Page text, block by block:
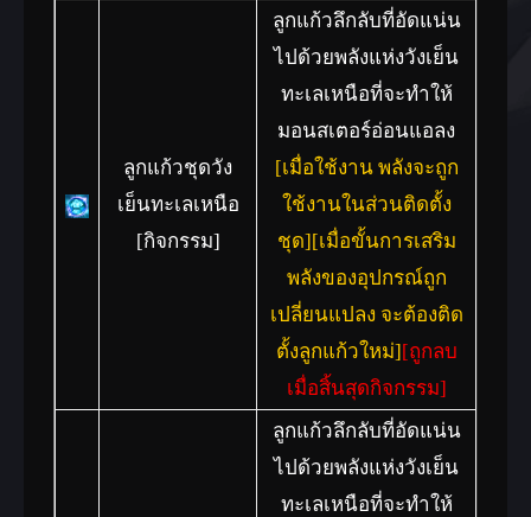
ลูกแก้วชุดวัง
เย็นทะเลเหนือ
[กิจกรรม]
ลูกแก้วลึกลับที่อัดแน่น
ไปด้วยพลังแห่งวังเย็น
ทะเลเหนือที่จะทำให้
มอนสเตอร์อ่อนแอลง
[เมื่อใช้งาน พลังจะถูก
ใช้งานในส่วนติดตั้ง
ชุด][เมื่อขั้นการเสริม
พลังของอุปกรณ์ถูก
เปลี่ยนแปลง จะต้องติด
ตั้งลูกแก้วใหม่][ถูกลบ
เมื่อสิ้นสุดกิจกรรม]
ลูกแก้วลึกลับที่อัดแน่น
ไปด้วยพลังแห่งวังเย็น
ทะเลเหนือที่จะทำให้